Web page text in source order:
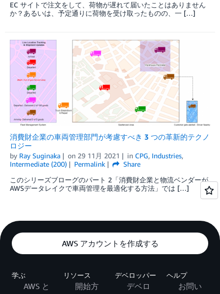
EC サイトで注文をして、荷物が遅れて届いたことはありません
か？あるいは、予定通りに荷物を受け取ったものの、一 […]
消費財企業の車両管理部門が考慮すべき 3 つの革新的テクノ
ロジー
by Ray Suginaka on 29 11月 2021 in CPG, Industries,
Intermediate (200)
Permalink
Share
このシリーズブローグのパート 2「消費財企業と物流ベンダーが
AWSデータレイクで車両管理を最適化する方法」では […]
AWS アカウントを作成する
学ぶ
AWS と
リソース
開始方
デベロッパー
デベロ
ヘルプ
お問い